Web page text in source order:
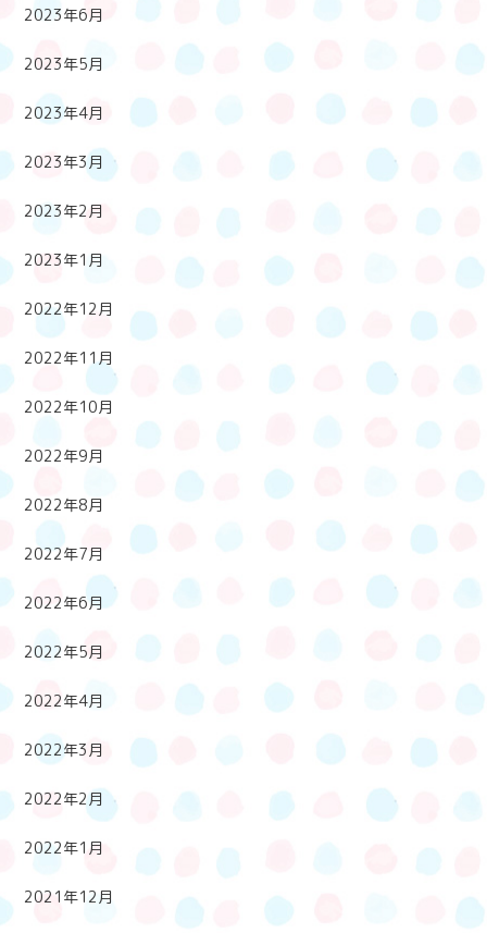
2023年6月
2023年5月
2023年4月
2023年3月
2023年2月
2023年1月
2022年12月
2022年11月
2022年10月
2022年9月
2022年8月
2022年7月
2022年6月
2022年5月
2022年4月
2022年3月
2022年2月
2022年1月
2021年12月